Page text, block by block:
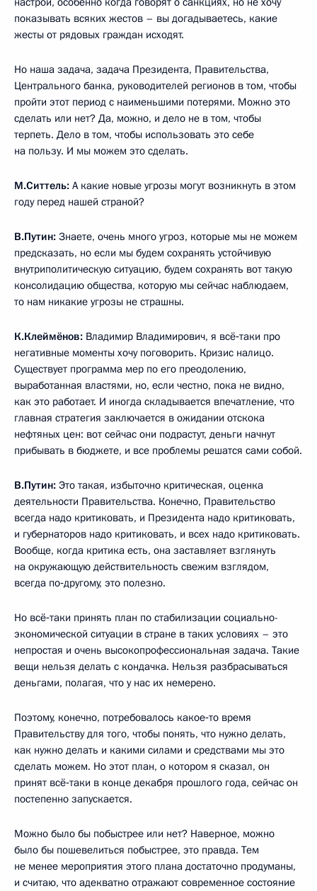
показывать всяких жестов – вы догадываетесь, какие
жесты от рядовых граждан исходят.
Но наша задача, задача Президента, Правительства,
Центрального банка, руководителей регионов в том, чтобы
пройти этот период с наименьшими потерями. Можно это
сделать или нет? Да, можно, и дело не в том, чтобы
терпеть. Дело в том, чтобы использовать это себе
на пользу. И мы можем это сделать.
М.Ситтель: А какие новые угрозы могут возникнуть в этом
году перед нашей страной?
В.Путин: Знаете, очень много угроз, которые мы не можем
предсказать, но если мы будем сохранять устойчивую
внутриполитическую ситуацию, будем сохранять вот такую
консолидацию общества, которую мы сейчас наблюдаем,
то нам никакие угрозы не страшны.
К.Клеймёнов: Владимир Владимирович, я всё‑таки про
негативные моменты хочу поговорить. Кризис налицо.
Существует программа мер по его преодолению,
выработанная властями, но, если честно, пока не видно,
как это работает. И иногда складывается впечатление, что
главная стратегия заключается в ожидании отскока
нефтяных цен: вот сейчас они подрастут, деньги начнут
прибывать в бюджете, и все проблемы решатся сами собой.
В.Путин: Это такая, избыточно критическая, оценка
деятельности Правительства. Конечно, Правительство
всегда надо критиковать, и Президента надо критиковать,
и губернаторов надо критиковать, и всех надо критиковать.
Вообще, когда критика есть, она заставляет взглянуть
на окружающую действительность свежим взглядом,
всегда по‑другому, это полезно.
Но всё‑таки принять план по стабилизации социально-
экономической ситуации в стране в таких условиях – это
непростая и очень высокопрофессиональная задача. Такие
вещи нельзя делать с кондачка. Нельзя разбрасываться
деньгами, полагая, что у нас их немерено.
Поэтому, конечно, потребовалось какое‑то время
Правительству для того, чтобы понять, что нужно делать,
как нужно делать и какими силами и средствами мы это
сделать можем. Но этот план, о котором я сказал, он
принят всё‑таки в конце декабря прошлого года, сейчас он
постепенно запускается.
Можно было бы побыстрее или нет? Наверное, можно
было бы пошевелиться побыстрее, это правда. Тем
не менее мероприятия этого плана достаточно продуманы,
и считаю, что адекватно отражают современное состояние